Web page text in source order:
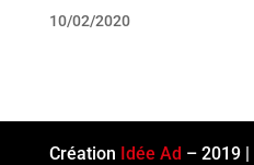
10/02/2020
Création Idée Ad – 2019 |